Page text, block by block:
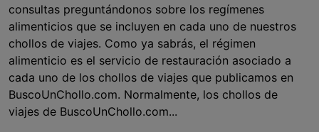
consultas preguntándonos sobre los regímenes
alimenticios que se incluyen en cada uno de nuestros
chollos de viajes. Como ya sabrás, el régimen
alimenticio es el servicio de restauración asociado a
cada uno de los chollos de viajes que publicamos en
BuscoUnChollo.com. Normalmente, los chollos de
viajes de BuscoUnChollo.com...